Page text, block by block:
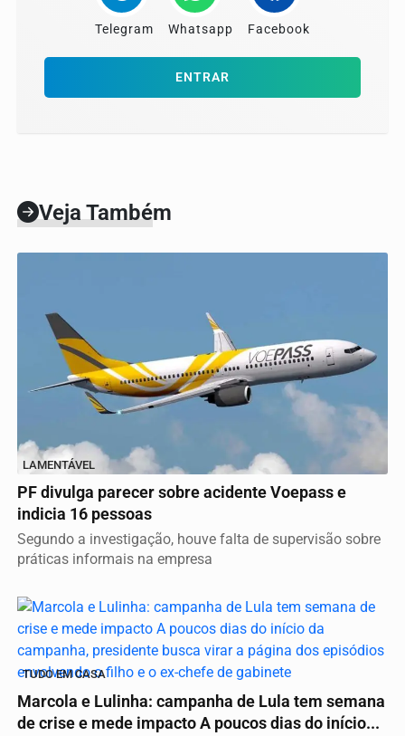
Telegram Whatsapp Facebook
ENTRAR
Veja Também
LAMENTÁVEL
PF divulga parecer sobre acidente Voepass e
indicia 16 pessoas
Segundo a investigação, houve falta de supervisão sobre
práticas informais na empresa
TUDO EM CASA
Marcola e Lulinha: campanha de Lula tem semana
de crise e mede impacto A poucos dias do início...